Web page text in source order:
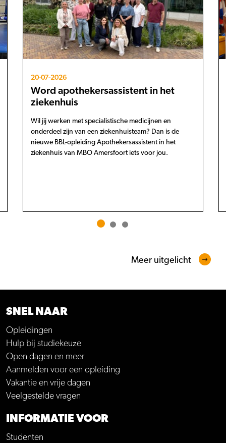
20-07-2026
Word apothekersassistent in het
ziekenhuis
Wil jij werken met specialistische medicijnen en
onderdeel zijn van een ziekenhuisteam? Dan is de
nieuwe BBL-opleiding Apothekersassistent in het
ziekenhuis van MBO Amersfoort iets voor jou.
Meer uitgelicht
SNEL NAAR
Opleidingen
Hulp bij studiekeuze
Open dagen en meer
Aanmelden voor een opleiding
Vakantie en vrije dagen
Veelgestelde vragen
INFORMATIE VOOR
Studenten